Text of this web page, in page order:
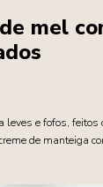
mel
leves e fofos,
de manteiga